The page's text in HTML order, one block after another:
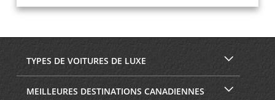
TYPES DE VOITURES DE LUXE
MEILLEURES DESTINATIONS CANADIENNES